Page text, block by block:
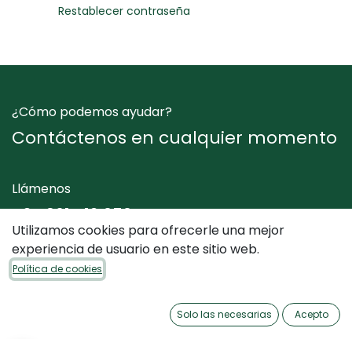
Restablecer contraseña
¿Cómo podemos ayudar?
Contáctenos en cualquier momento
Llámenos
+34 961 412 050
Envíenos un mensaje
Utilizamos cookies para ofrecerle una mejor
experiencia de usuario en este sitio web.
Política de cookies
Solo las necesarias Acepto